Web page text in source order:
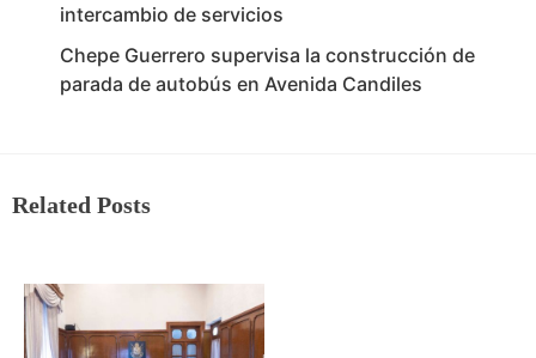
intercambio de servicios
Chepe Guerrero supervisa la construcción de
parada de autobús en Avenida Candiles
Related Posts